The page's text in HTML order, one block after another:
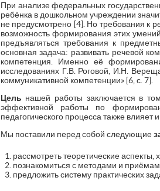
При анализе федеральных
ребёнка в дошкольном учреждении
не предусмотрено [4]. Но требования к
возможность формирования этих
предъявляться требования к
основная задача: развивать речевой
компетенция. Именно её
исследованиях Г.В. Роговой, И.Н.
коммуникативной компетенции» [6, с. 7].
Цель нашей работы заключается в
эффективной работы по
педагогического процесса также
Мы поставили перед собой следующие
рассмотреть теоретические
познакомиться с методами и
предложить систему практических